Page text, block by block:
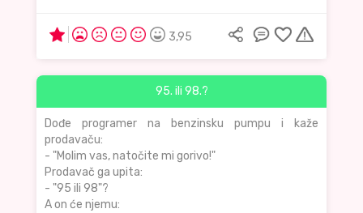
3,95
95. ili 98.?
Dođe programer na benzinsku pumpu i kaže
prodavaču:
- "Molim vas, natočite mi gorivo!"
Prodavač ga upita:
- "95 ili 98"?
A on će njemu: